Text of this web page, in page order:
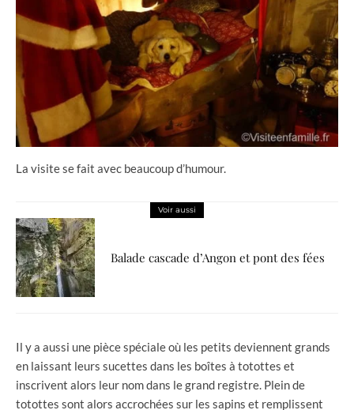
La visite se fait avec beaucoup d’humour.
Voir aussi
Balade cascade d’Angon et pont des fées
Il y a aussi une pièce spéciale où les petits deviennent grands
en laissant leurs sucettes dans les boîtes à totottes et
inscrivent alors leur nom dans le grand registre. Plein de
totottes sont alors accrochées sur les sapins et remplissent